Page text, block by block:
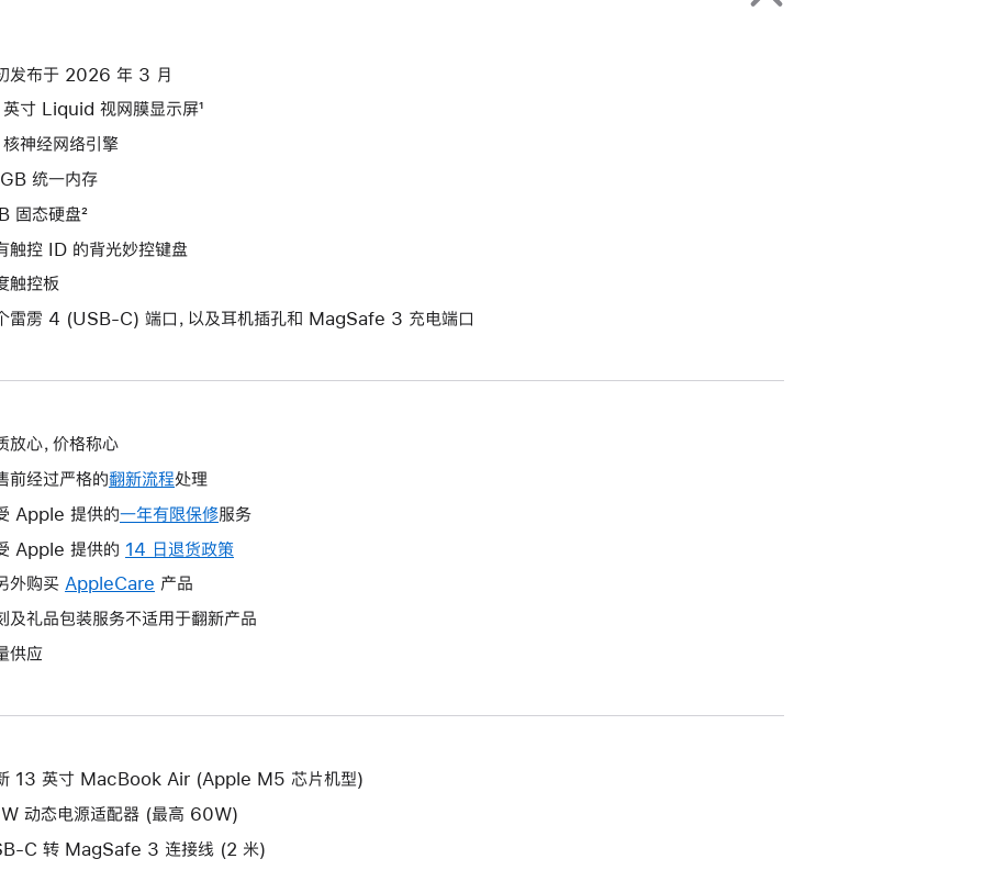
发布于 2026 年 3 月
寸 Liquid 视网膜显示屏¹
神经网络引擎
统一内存
固态硬盘²
触控 ID 的背光妙控键盘
触控板
雷雳 4 (USB-C) 端口，以及耳机插孔和 MagSafe 3 充电端口
放心，价格称心
前经过严格的翻新流程处理
Apple 提供的一年有限保修此
操
打
服务
Apple 提供的 14 日退货政策
将
新
窗
外购买 AppleCare 此
操
开
的
窗
产品
及礼品包装服务不适用于翻新产品
供应
13 英寸 MacBook Air (Apple M5 芯片机型)
动态电源适配器 (最高 60W)
C 转 MagSafe 3 连接线 (2 米)